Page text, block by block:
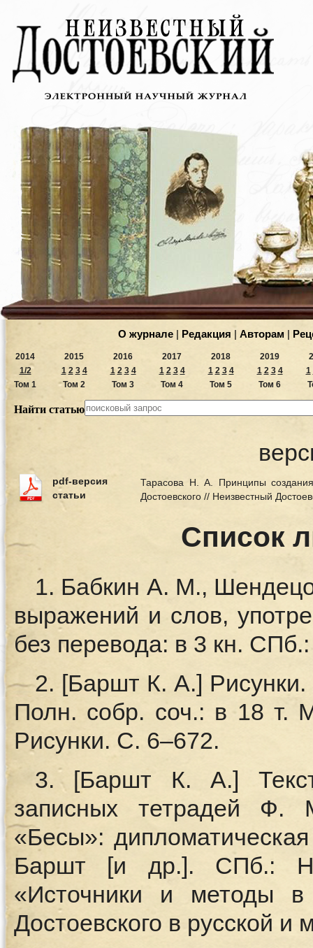
О журнале | Редакция | Авторам |
2014
1/2
Том 1
2015
1 2 3 4
Том 2
2016
1 2 3 4
Том 3
2017
1 2 3 4
Том 4
2018
1 2 3 4
Том 5
2019
1 2 3 4
Том 6
1
Найти статью
pdf-версия
статьи
Тарасова Н. А. Принципы
Достоевского // Неизвестный
Список
1. Бабкин А. М.,
выражений и слов,
без перевода: в 3 кн.
2. [Баршт К. А.]
Полн. собр. соч.: в 18 т.
Рисунки. С. 6–672.
3. [Баршт К. А.]
записных тетрадей Ф.
«Бесы»:
Баршт [и др.]. СПб.:
«Источники и методы
Достоевского в русской и